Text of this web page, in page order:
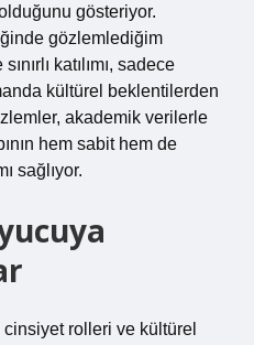
gösteriyor.
gözlemlediğim
katılımı, sadece
kültürel beklentilerden
akademik verilerle
hem sabit hem de
sağlıyor.
cinsiyet rolleri ve kültürel